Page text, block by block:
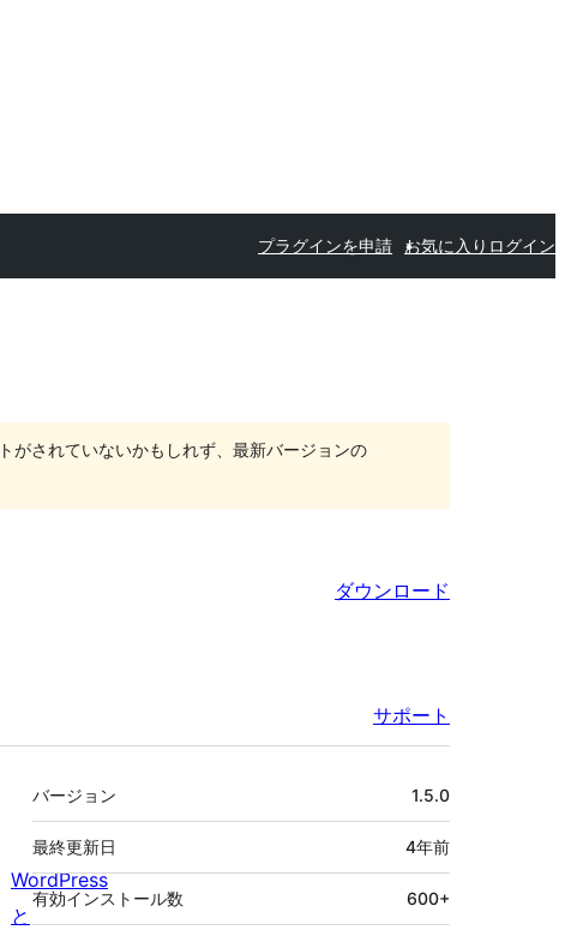
プラグインを申請 お気に入り ログイン
がされていないかもしれず、最新バージョンの
ダウンロード
サポート
メ
タ
バージョン 1.5.0
最終更新日 4年前
有効インストール数 600+
WordPress
と